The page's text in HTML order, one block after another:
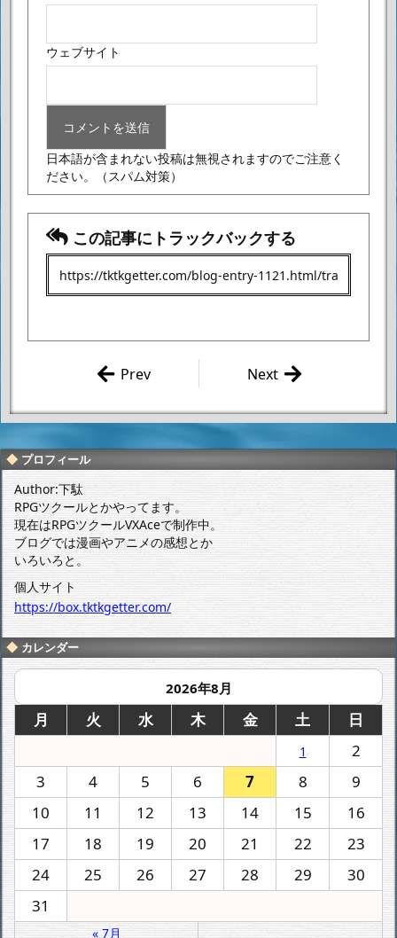
ウェブサイト
日本語が含まれない投稿は無視されますのでご注意く
ださい。
（スパム対策）
この記事にトラックバックする
ソンコラボ
グッズを手に
入れたよー。
Next
の企画展「キ
集合」に行っ
てきたよー。
Prev
プロフィール
Author:下駄
RPGツクールとかやってます。
現在はRPGツクールVXAceで制作中。
ブログでは漫画やアニメの感想とか
いろいろと。
個人サイト
https://box.tktkgetter.com/
カレンダー
2026年8月
月 火 水 木 金 土 日
1
2
3
4 5 6 7 8
9
10
11 12 13 14 15
16
17
18 19 20 21 22
23
24
25 26 27 28 29
30
31
« 7月